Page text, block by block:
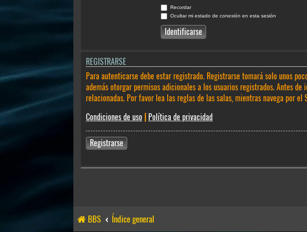
Recordar
Ocultar mi estado de conexión en esta sesión
REGISTRARSE
Para autenticarse debe estar registrado. Registrarse tomará solo unos
además otorgar permisos adicionales a los usuarios registrados. Antes
relacionadas. Por favor lea las reglas de las salas, mientras navega por el
Condiciones de uso
Política de privacidad
Registrarse
BBS Índice general